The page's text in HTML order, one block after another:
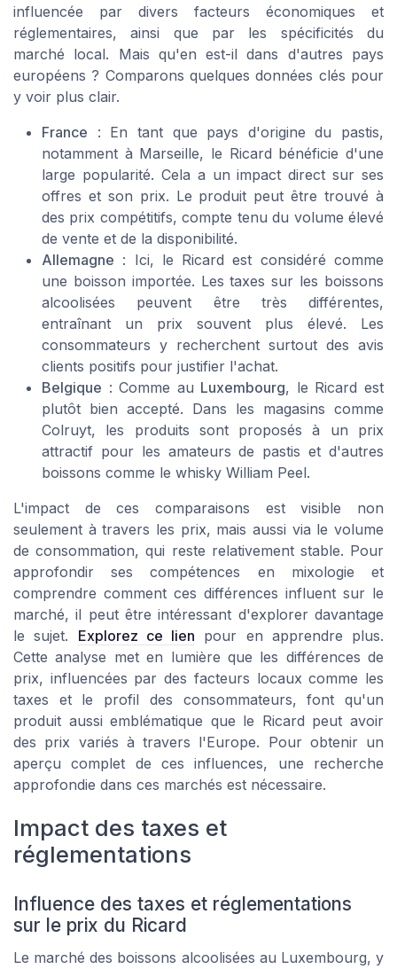
influencée par divers facteurs économiques et
réglementaires, ainsi que par les spécificités du
marché local. Mais qu'en est-il dans d'autres pays
européens ? Comparons quelques données clés pour
y voir plus clair.
France : En tant que pays d'origine du pastis,
notamment à Marseille, le Ricard bénéficie d'une
large popularité. Cela a un impact direct sur ses
offres et son prix. Le produit peut être trouvé à
des prix compétitifs, compte tenu du volume élevé
de vente et de la disponibilité.
Allemagne : Ici, le Ricard est considéré comme
une boisson importée. Les taxes sur les boissons
alcoolisées peuvent être très différentes,
entraînant un prix souvent plus élevé. Les
consommateurs y recherchent surtout des avis
clients positifs pour justifier l'achat.
Belgique : Comme au Luxembourg, le Ricard est
plutôt bien accepté. Dans les magasins comme
Colruyt, les produits sont proposés à un prix
attractif pour les amateurs de pastis et d'autres
boissons comme le whisky William Peel.
L'impact de ces comparaisons est visible non
seulement à travers les prix, mais aussi via le volume
de consommation, qui reste relativement stable. Pour
approfondir ses compétences en mixologie et
comprendre comment ces différences influent sur le
marché, il peut être intéressant d'explorer davantage
le sujet. Explorez ce lien pour en apprendre plus.
Cette analyse met en lumière que les différences de
prix, influencées par des facteurs locaux comme les
taxes et le profil des consommateurs, font qu'un
produit aussi emblématique que le Ricard peut avoir
des prix variés à travers l'Europe. Pour obtenir un
aperçu complet de ces influences, une recherche
approfondie dans ces marchés est nécessaire.
Impact des taxes et
réglementations
Influence des taxes et réglementations
sur le prix du Ricard
Le marché des boissons alcoolisées au Luxembourg, y